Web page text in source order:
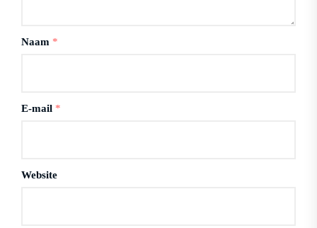
Naam *
E-mail *
Website